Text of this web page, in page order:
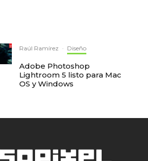
Raúl Ramírez · Diseño
Adobe Photoshop
Lightroom 5 listo para Mac
OS y Windows